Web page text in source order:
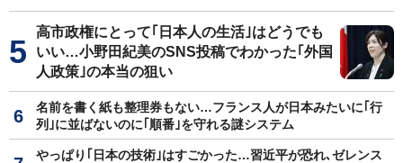
高市政権にとって｢日本人の生活｣はどうでも
いい…小野田紀美のSNS投稿でわかった｢外国
人政策｣の本当の狙い
名前を書く紙も整理券もない…フランス人が日本みたいに｢行
列｣に並ばないのに｢順番｣を守れる謎システム
やっぱり｢日本の技術｣はすごかった…習近平が恐れ､ゼレンス